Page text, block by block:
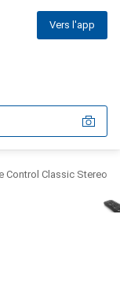
Vers l'app
Control Classic Stereo